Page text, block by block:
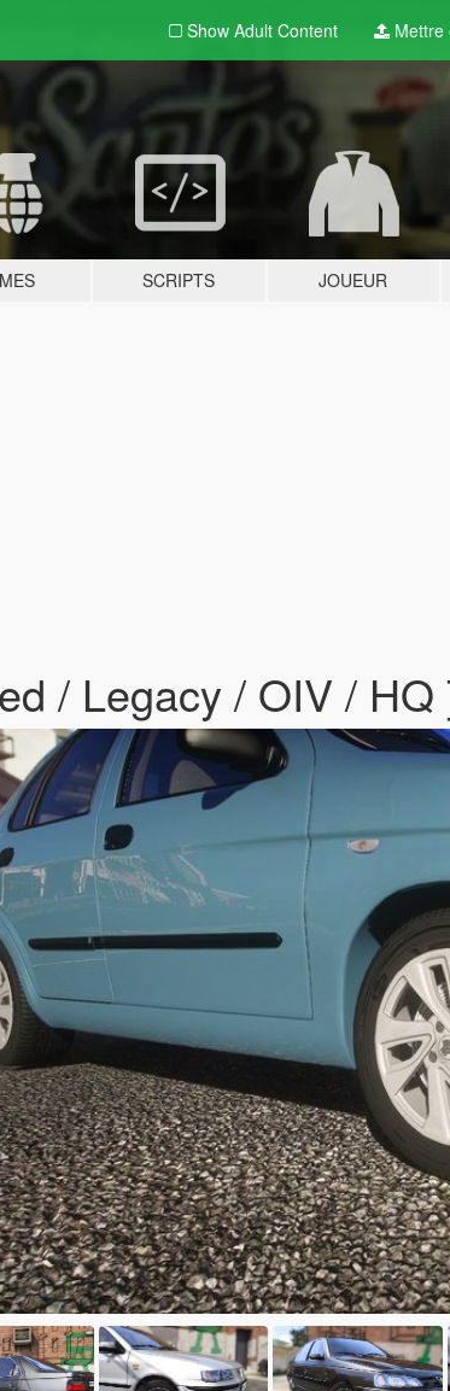
Show Adult Content Mettre
SCRIPTS JOUEUR
/ Legacy / OIV /